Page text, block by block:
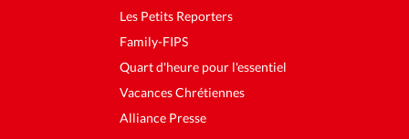
Les Petits Reporters
Family-FIPS
Quart d'heure pour l'essentiel
Vacances Chrétiennes
Alliance Presse